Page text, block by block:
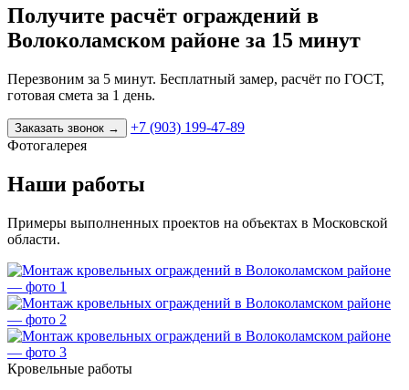
Получите расчёт ограждений в
Волоколамском районе за 15 минут
Перезвоним за 5 минут. Бесплатный замер, расчёт по ГОСТ,
готовая смета за 1 день.
Заказать звонок →
+7 (903) 199-47-89
Фотогалерея
Наши работы
Примеры выполненных проектов на объектах в Московской
области.
Кровельные работы